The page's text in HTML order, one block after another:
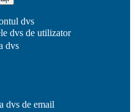
dvs
dvs de utilizator
dvs
dvs de email